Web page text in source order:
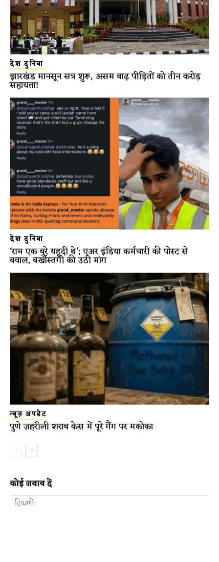
देश दुनिया
झारखंड मानसून सत्र शुरू, असम बाढ़ पीड़ितों को तीन करोड़
सहायता!
देश दुनिया
‘राम एक बुरे यहूदी थे’; एअर इंडिया कर्मचारी की पोस्ट से
बवाल, बर्खास्तगी की उठी मांग
न्यूज़ अपडेट
पुणे ज़हरीली शराब केस में पूरे गैंग पर मकोका
कोई जवाब दें